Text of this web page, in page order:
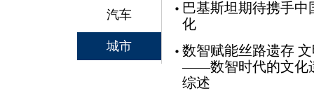
汽车
城市
巴基斯坦期待携手
化
数智赋能丝路遗存
——数智时代的文化
综述